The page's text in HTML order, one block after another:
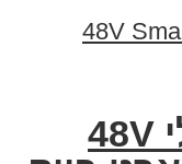
קורנקינט חשמלי 48V